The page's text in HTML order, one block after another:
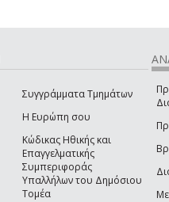
Συγγράμματα Τμημάτων
Η Ευρώπη σου
Κώδικας Ηθικής και
Επαγγελματικής
Συμπεριφοράς
Υπαλλήλων του Δημόσιου
Τομέα